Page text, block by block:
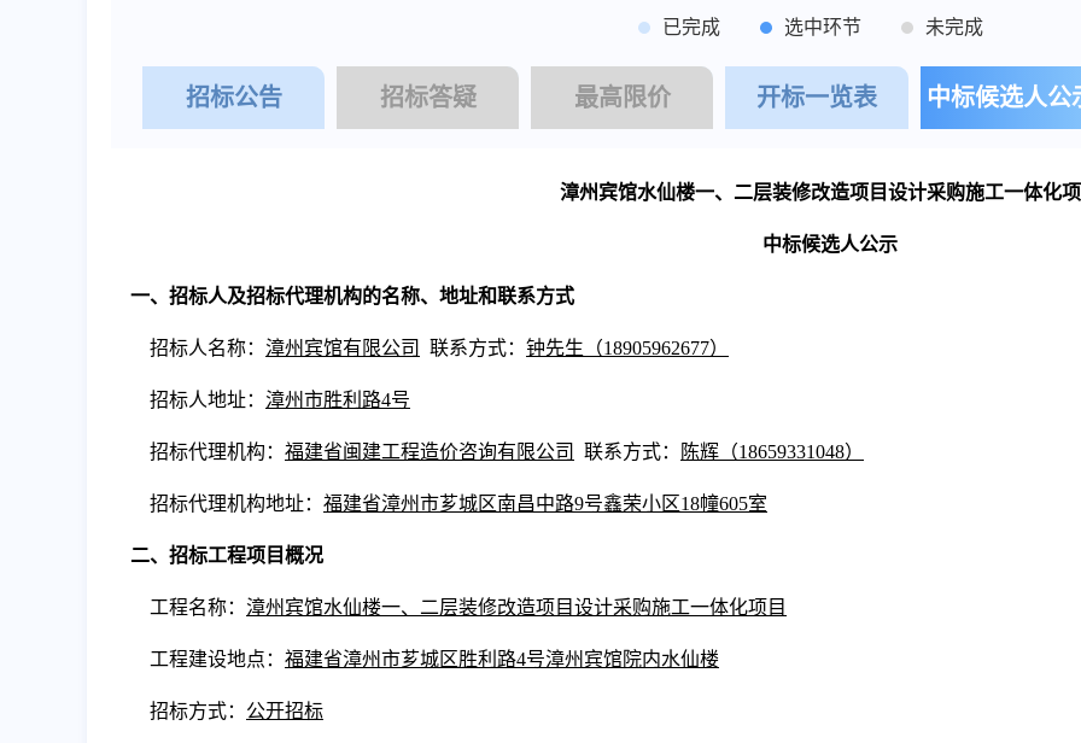
已完成 选中环节 未完成
招标公告 招标答疑 最高限价 开标一览表 中标候选人公
漳州宾馆水仙楼一、二层装修改造项目设计采购施工一体化
中标候选人公示
一、招标人及招标代理机构的名称、地址和联系方式
招标人名称： 漳州宾馆有限公司 联系方式： 钟先生 （18905962677）
招标人地址： 漳州市胜利路4号
招标代理机构： 福建省闽建工程造价咨询有限公司 联系方式： 陈辉 （18659331048）
招标代理机构地址： 福建省漳州市芗城区南昌中路9号鑫荣小区18幢605室
二、招标工程项目概况
工程名称： 漳州宾馆水仙楼一、二层装修改造项目设计采购施工一体化项目
工程建设地点： 福建省漳州市芗城区胜利路4号漳州宾馆院内水仙楼
招标方式： 公开招标